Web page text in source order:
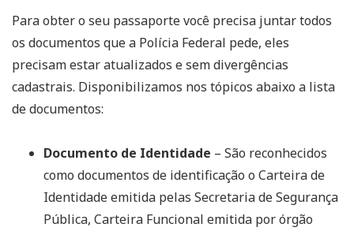
Para obter o seu passaporte você precisa juntar todos
os documentos que a Polícia Federal pede, eles
precisam estar atualizados e sem divergências
cadastrais. Disponibilizamos nos tópicos abaixo a lista
de documentos:
Documento de Identidade – São reconhecidos
como documentos de identificação o Carteira de
Identidade emitida pelas Secretaria de Segurança
Pública, Carteira Funcional emitida por órgão